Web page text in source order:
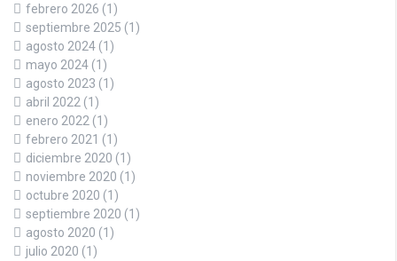
febrero 2026 (1)
septiembre 2025 (1)
agosto 2024 (1)
mayo 2024 (1)
agosto 2023 (1)
abril 2022 (1)
enero 2022 (1)
febrero 2021 (1)
diciembre 2020 (1)
noviembre 2020 (1)
octubre 2020 (1)
septiembre 2020 (1)
agosto 2020 (1)
julio 2020 (1)